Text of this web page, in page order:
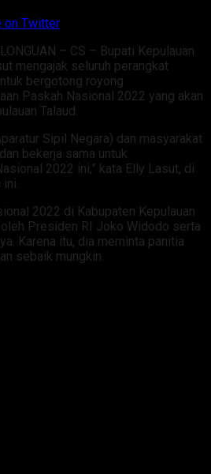
on Twitter
– CS – Bupati Kepulauan
mengajak seluruh perangkat
bergotong royong
Paskah Nasional 2022 yang akan
Talaud.
Sipil Negara) dan masyarakat
bekerja sama untuk
2022 ini,” kata Elly Lasut, di
ini.
2022 di Kabupaten Kepulauan
Presiden RI Joko Widodo serta
Karena itu, dia meminta panitia
sebaik mungkin.